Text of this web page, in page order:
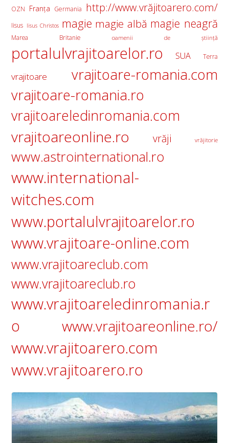
OZN
Franţa Germania http://www.vrăjitoarero.com/
Iisus Iisus Christos magie magie albă magie neagră
Marea Britanie oamenii de ştiinţă
portalulvrajitoarelor.ro SUA Terra
vrajitoare
vrajitoare-romania.com
vrajitoare-romania.ro
vrajitoareledinromania.com
vrajitoareonline.ro vrăji vrăjitorie
www.astrointernational.ro
www.international-
witches.com
www.portalulvrajitoarelor.ro
www.vrajitoare-online.com
www.vrajitoareclub.com
www.vrajitoareclub.ro
www.vrajitoareledinromania.r
o
www.vrajitoareonline.ro/
www.vrajitoarero.com
www.vrajitoarero.ro